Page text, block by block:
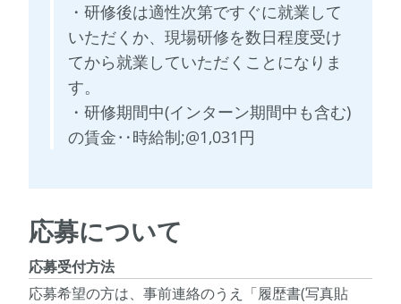
・研修後は適性次第ですぐに就業して
いただくか、現場研修を数日程度受け
てから就業していただくことになりま
す。
・研修期間中(インターン期間中も含む)
の賃金‥時給制;@1,031円
応募について
応募受付方法
応募希望の方は、事前連絡のうえ「履歴書(写真貼